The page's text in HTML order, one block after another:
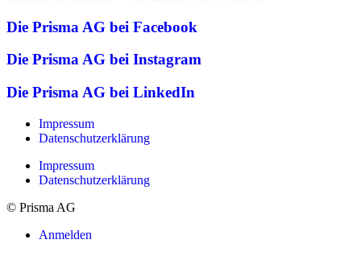
Die Prisma AG bei Facebook
Die Prisma AG bei Instagram
Die Prisma AG bei LinkedIn
Impressum
Datenschutzerklärung
Impressum
Datenschutzerklärung
© Prisma AG
Anmelden